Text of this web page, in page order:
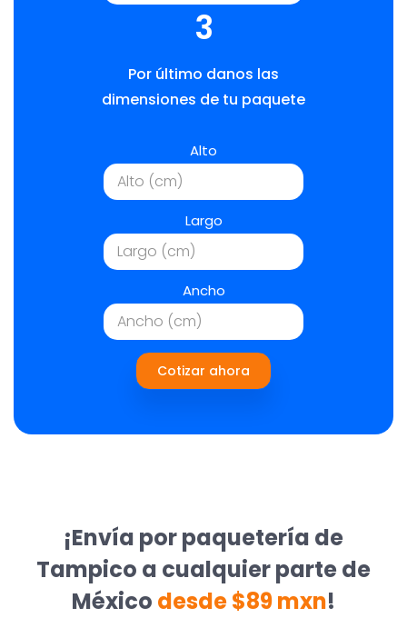
3
Por último danos las
dimensiones de tu paquete
Alto
Largo
Ancho
Cotizar ahora
¡Envía por paquetería de
Tampico a cualquier parte de
México desde $89 mxn!